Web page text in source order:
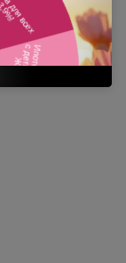
обработку